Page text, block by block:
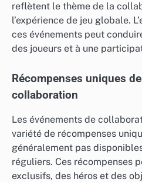
reflètent le thème de la
l’expérience de jeu globale.
ces événements peut
des joueurs et à une
Récompenses uniques
collaboration
Les événements de
variété de récompenses
généralement pas
réguliers. Ces récompenses
exclusifs, des héros et des